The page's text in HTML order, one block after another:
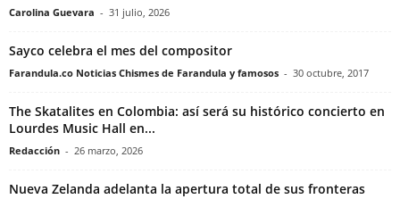
Carolina Guevara - 31 julio, 2026
Sayco celebra el mes del compositor
Farandula.co Noticias Chismes de Farandula y famosos - 30 octubre, 2017
The Skatalites en Colombia: así será su histórico concierto en
Lourdes Music Hall en...
Redacción - 26 marzo, 2026
Nueva Zelanda adelanta la apertura total de sus fronteras